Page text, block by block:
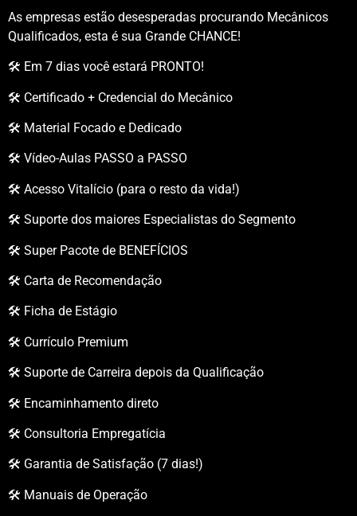
As empresas estão desesperadas procurando Mecânicos
Qualificados, esta é sua Grande CHANCE!
🛠️ Em 7 dias você estará PRONTO!
🛠️ Certificado + Credencial do Mecânico
🛠️ Material Focado e Dedicado
🛠️ Vídeo-Aulas PASSO a PASSO
🛠️ Acesso Vitalício (para o resto da vida!)
🛠️ Suporte dos maiores Especialistas do Segmento
🛠️ Super Pacote de BENEFÍCIOS
🛠️ Carta de Recomendação
🛠️ Ficha de Estágio
🛠️ Currículo Premium
🛠️ Suporte de Carreira depois da Qualificação
🛠️ Encaminhamento direto
🛠️ Consultoria Empregatícia
🛠️ Garantia de Satisfação (7 dias!)
🛠️ Manuais de Operação